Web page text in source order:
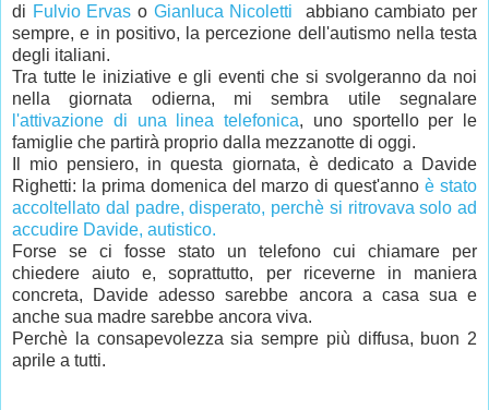
di Fulvio Ervas o Gianluca Nicoletti abbiano cambiato per
sempre, e in positivo, la percezione dell'autismo nella testa
degli italiani.
Tra tutte le iniziative e gli eventi che si svolgeranno da noi
nella giornata odierna, mi sembra utile segnalare
l'attivazione di una linea telefonica, uno sportello per le
famiglie che partirà proprio dalla mezzanotte di oggi.
Il mio pensiero, in questa giornata, è dedicato a Davide
Righetti: la prima domenica del marzo di quest'annoè stato
accoltellato dal padre, disperato, perchè si ritrovava solo ad
accudire Davide, autistico.
Forse se ci fosse stato un telefono cui chiamare per
chiedere aiuto e, soprattutto, per riceverne in maniera
concreta, Davide adesso sarebbe ancora a casa sua e
anche sua madre sarebbe ancora viva.
Perchè la consapevolezza sia sempre più diffusa, buon 2
aprile a tutti.